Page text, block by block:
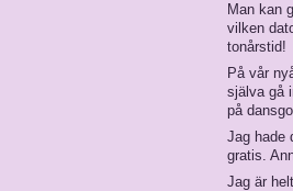
Man kan
vilken
tonårstid!
På vår
själva gå
på
Jag hade
gratis.
Jag är